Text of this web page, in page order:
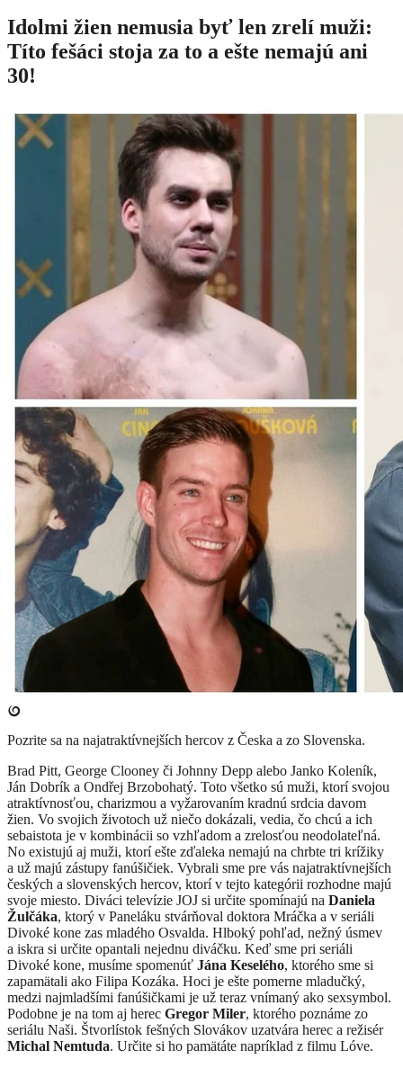
Idolmi žien nemusia byť len zrelí muži:
Títo fešáci stoja za to a ešte nemajú ani
30!
Pozrite sa na najatraktívnejších hercov z Česka a zo Slovenska.
Brad Pitt, George Clooney či Johnny Depp alebo Janko Koleník,
Ján Dobrík a Ondřej Brzobohatý. Toto všetko sú muži, ktorí svojou
atraktívnosťou, charizmou a vyžarovaním kradnú srdcia davom
žien. Vo svojich životoch už niečo dokázali, vedia, čo chcú a ich
sebaistota je v kombinácii so vzhľadom a zrelosťou neodolateľná.
No existujú aj muži, ktorí ešte zďaleka nemajú na chrbte tri krížiky
a už majú zástupy fanúšičiek. Vybrali sme pre vás najatraktívnejších
českých a slovenských hercov, ktorí v tejto kategórii rozhodne majú
svoje miesto. Diváci televízie JOJ si určite spomínajú na Daniela
Žulčáka, ktorý v Paneláku stvárňoval doktora Mráčka a v seriáli
Divoké kone zas mladého Osvalda. Hlboký pohľad, nežný úsmev
a iskra si určite opantali nejednu diváčku. Keď sme pri seriáli
Divoké kone, musíme spomenúť Jána Keselého, ktorého sme si
zapamätali ako Filipa Kozáka. Hoci je ešte pomerne mladučký,
medzi najmladšími fanúšičkami je už teraz vnímaný ako sexsymbol.
Podobne je na tom aj herec Gregor Miler, ktorého poznáme zo
seriálu Naši. Štvorlístok fešných Slovákov uzatvára herec a režisér
Michal Nemtuda. Určite si ho pamätáte napríklad z filmu Lóve.